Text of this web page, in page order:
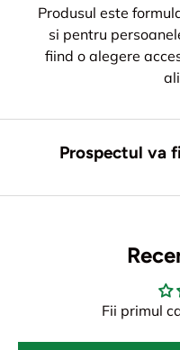
Produsul este
si pentru
fiind o alegere
Prospectul va
Fii primul